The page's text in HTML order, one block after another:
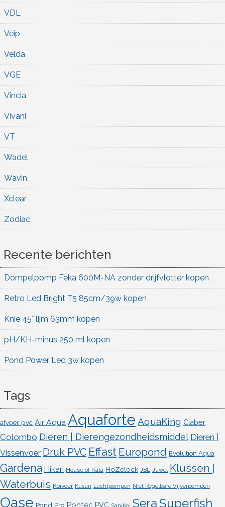
VDL
Veip
Velda
VGE
Vincia
Vivani
VT
Wadel
Wavin
Xclear
Zodiac
Recente berichten
Dompelpomp Feka 600M-NA zonder drijfvlotter kopen
Retro Led Bright T5 85cm/39w kopen
Knie 45° lijm 63mm kopen
pH/KH-minus 250 ml kopen
Pond Power Led 3w kopen
Tags
afvoer pvc Air Aqua Aquaforte AquaKing Claber
Colombo Dieren | Dierengezondheidsmiddel Dieren |
Vissenvoer Druk PVC Effast Europond Evolution Aqua
Gardena Hikari House of Kata HoZelock JBL Juwel Klussen |
Waterbuis Koivoer Kusuri Luchtpompen Niet Regelbare Vijverpompen
Oase Pond Pro PVC SeraSuperfish